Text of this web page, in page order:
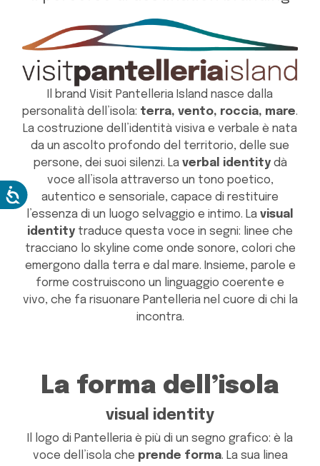
Il brand Visit Pantelleria Island nasce dalla
personalità dell’isola: terra, vento, roccia, mare.
La costruzione dell’identità visiva e verbale è nata
da un ascolto profondo del territorio, delle sue
persone, dei suoi silenzi. La verbal identitydà
voce all’isola attraverso un tono poetico,
autentico e sensoriale, capace di restituire
l’essenza di un luogo selvaggio e intimo. La visual
identity traduce questa voce in segni: linee che
tracciano lo skyline come onde sonore, colori che
emergono dalla terra e dal mare. Insieme, parole e
forme costruiscono un linguaggio coerente e
vivo, che fa risuonare Pantelleria nel cuore di chi la
incontra.
La forma dell’isola
visual identity
Il logo di Pantelleria è più di un segno grafico: è la
voce dell’isola che prende forma. La sua linea